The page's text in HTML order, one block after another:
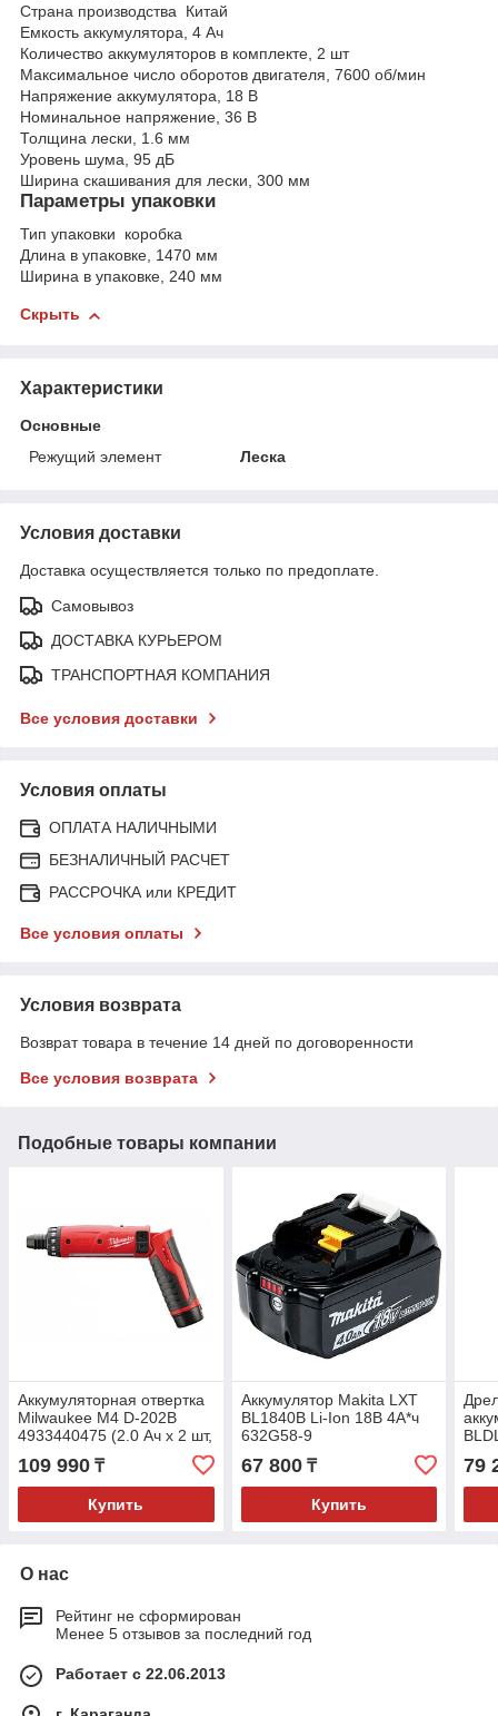
Страна производства Китай
Емкость аккумулятора, 4 Ач
Количество аккумуляторов в комплекте, 2 шт
Максимальное число оборотов двигателя, 7600 об/мин
Напряжение аккумулятора, 18 В
Номинальное напряжение, 36 В
Толщина лески, 1.6 мм
Уровень шума, 95 дБ
Ширина скашивания для лески, 300 мм
Параметры упаковки
Тип упаковки коробка
Длина в упаковке, 1470 мм
Ширина в упаковке, 240 мм
Скрыть
Характеристики
Основные
Режущий элемент
Леска
Условия доставки
Доставка осуществляется только по предоплате.
Самовывоз
ДОСТАВКА КУРЬЕРОМ
ТРАНСПОРТНАЯ КОМПАНИЯ
Все условия доставки
Условия оплаты
ОПЛАТА НАЛИЧНЫМИ
БЕЗНАЛИЧНЫЙ РАСЧЕТ
РАССРОЧКА или КРЕДИТ
Все условия оплаты
Условия возврата
Возврат товара в течение 14 дней по договоренности
Все условия возврата
Подобные товары компании
Аккумуляторная отвертка
Milwaukee M4 D-202B
4933440475 (2.0 Ач x 2 шт,
Li-Ion, 4 В, картон)
109 990 ₸
Купить
Аккумулятор Makita LXT
BL1840B Li-Ion 18В 4А*ч
632G58-9
67 800₸
Купить
79
О нас
Рейтинг не сформирован
Менее 5 отзывов за последний год
Работает с 22.06.2013